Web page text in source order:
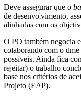
Deve assegurar que o
de desenvolvimento,
alinhadas com os
O PO também negocia
colaborando com o time
possíveis. Ainda fica
rejeitar) o trabalho
base nos critérios de
Projeto (EAP).